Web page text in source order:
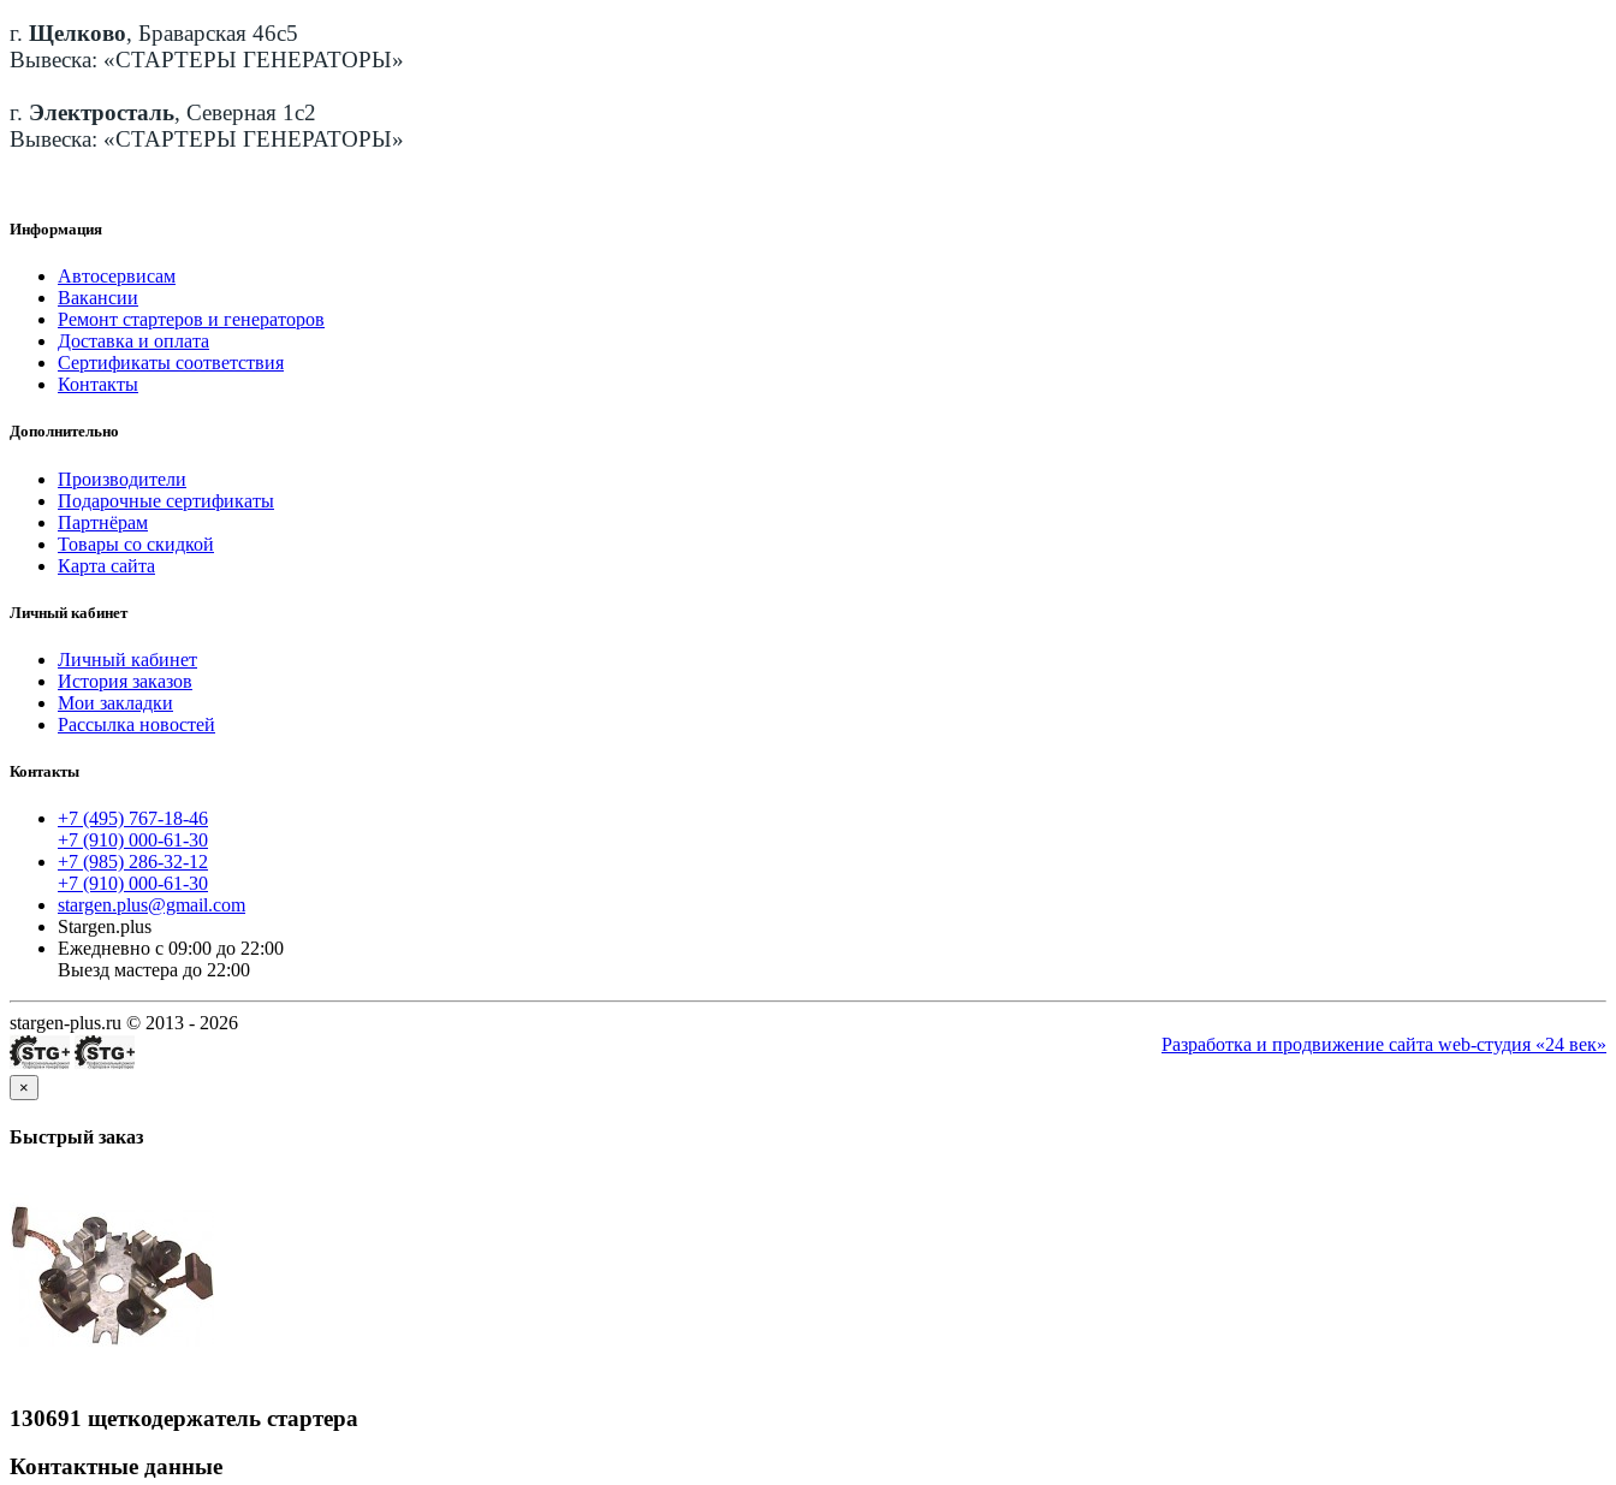
г. Щелково, Браварская 46с5
Вывеска: «СТАРТЕРЫ ГЕНЕРАТОРЫ»
г. Электросталь, Северная 1с2
Вывеска: «СТАРТЕРЫ ГЕНЕРАТОРЫ»
Информация
Автосервисам
Вакансии
Ремонт стартеров и генераторов
Доставка и оплата
Сертификаты соответствия
Контакты
Дополнительно
Производители
Подарочные сертификаты
Партнёрам
Товары со скидкой
Карта сайта
Личный кабинет
Личный кабинет
История заказов
Мои закладки
Рассылка новостей
Контакты
+7 (495) 767-18-46
+7 (910) 000-61-30
+7 (985) 286-32-12
+7 (910) 000-61-30
stargen.plus@gmail.com
Stargen.plus
Ежедневно с 09:00 до 22:00
Выезд мастера до 22:00
stargen-plus.ru © 2013 - 2026
Разработка и продвижение сайта web-студия «24 век»
×
Быстрый заказ
130691 щеткодержатель стартера
Контактные данные